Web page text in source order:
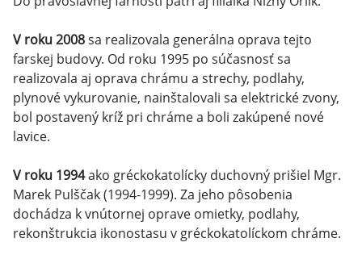
V roku 2008sa realizovala generálna oprava tejto
farskej budovy. Od roku 1995 po súčasnosť sa
realizovala aj oprava chrámu a strechy, podlahy,
plynové vykurovanie, nainštalovali sa elektrické zvony,
bol postavený kríž pri chráme a boli zakúpené nové
lavice.
V roku 1994ako gréckokatolícky duchovný prišiel Mgr.
Marek Pulščak (1994-1999). Za jeho pôsobenia
dochádza k vnútornej oprave omietky, podlahy,
rekonštrukcia ikonostasu v gréckokatolíckom chráme.